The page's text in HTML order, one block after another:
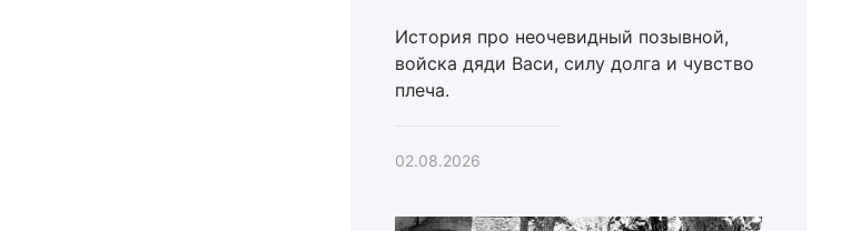
История про неочевидный позывной,
войска дяди Васи, силу долга и чувство
плеча.
02.08.2026